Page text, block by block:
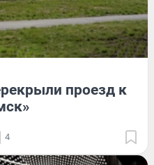
проезд к
4